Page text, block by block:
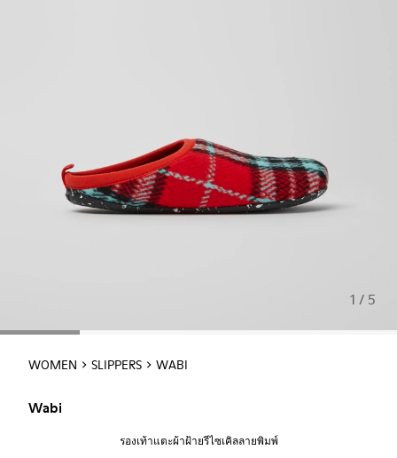
1 / 5
WOMEN SLIPPERS WABI
Wabi
รองเท้าแตะผ้าฝ้ายรีไซเคิลลายพิมพ์